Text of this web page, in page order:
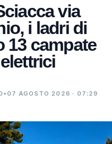
via
i ladri di
13 campate
• 07 AGOSTO 2026 · 07:29